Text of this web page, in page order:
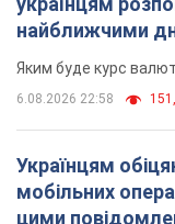
Найдорожчий
забив
6.08.2026 20:48